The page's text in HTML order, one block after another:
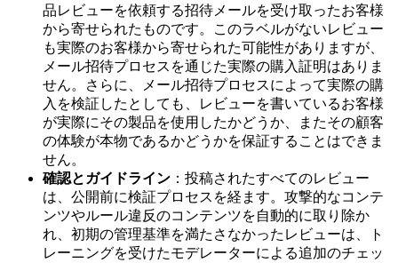
品レビューを依頼する招待メールを受け取ったお客様
から寄せられたものです。このラベルがないレビュー
も実際のお客様から寄せられた可能性がありますが、
メール招待プロセスを通じた実際の購入証明はありま
せん。さらに、メール招待プロセスによって実際の購
入を検証したとしても、レビューを書いているお客様
が実際にその製品を使用したかどうか、またその顧客
の体験が本物であるかどうかを保証することはできま
せん。
確認とガイドライン ：投稿されたすべてのレビュー
は、公開前に検証プロセスを経ます。攻撃的なコンテ
ンツやルール違反のコンテンツを自動的に取り除か
れ、初期の管理基準を満たさなかったレビューは、ト
レーニングを受けたモデレーターによる追加のチェッ